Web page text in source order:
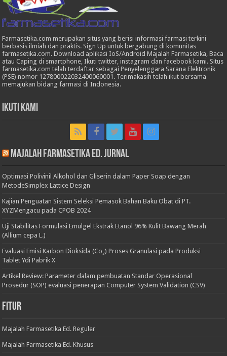
Farmasetika.com merupakan situs yang berisi informasi farmasi terkini
berbasis ilmiah dan praktis. Sign Up untuk bergabung di komunitas
farmasetika.com. Download aplikasi IoS/Android Majalah Farmasetika, Baca
atau Caping di smartphone, Ikuti twitter, instagram dan facebook kami. Situs
farmasetika.com telah terdaftar sebagai Penyelenggara Sarana Elektronik
(PSE) nomor 127800022032400060001. Terimakasih telah ikut bersama
memajukan bidang farmasi di Indonesia.
Ikuti Kami
Majalah Farmasetika Ed. Jurnal
Optimasi Polivinil Alkohol dan Gliserin dalam Paper Soap dengan
MetodeSimplex Lattice Design
Kajian Penguatan Sistem Seleksi Pemasok Bahan Baku Obat di PT.
XYZMengacu pada CPOB 2024
Uji Stabilitas Formulasi Emulgel Ekstrak Etanol 96% Kulit Bawang Merah
(Allium cepa L.)
Evaluasi Emisi Karbon Dioksida (Co₂) Proses Granulasi pada Produksi
Tablet Ydi Pabrik X
Artikel Review: Parameter dalam pembuatan Standar Operasional
Prosedur (SOP) evaluasi penerapan Computer System Validation (CSV)
Fitur
Majalah Farmasetika Ed. Reguler
Majalah Farmasetika Ed. Khusus